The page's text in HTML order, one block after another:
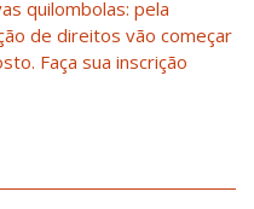
quilombolas: pela
de direitos vão começar
Faça sua inscrição